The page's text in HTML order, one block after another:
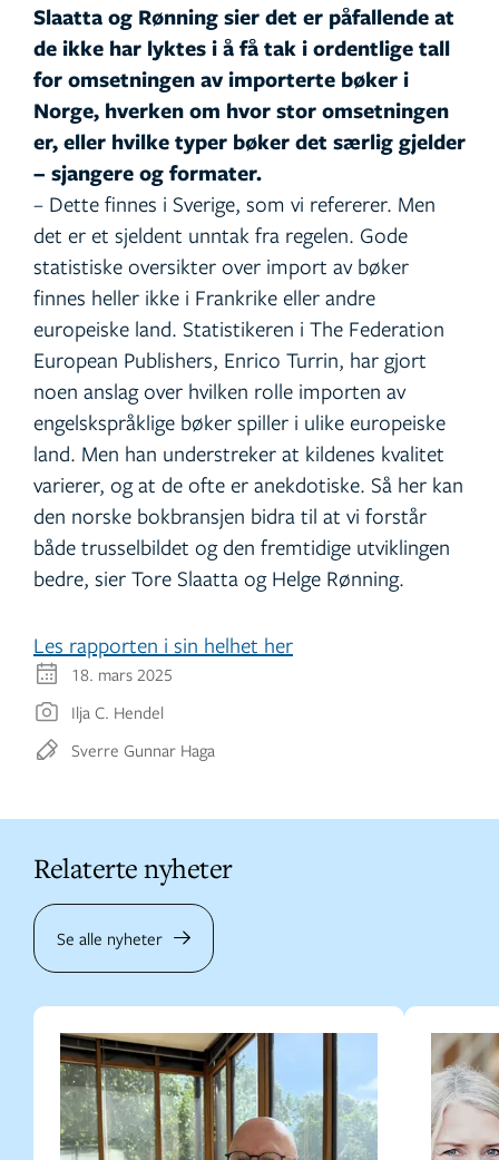
18. mars 2025
Ilja C. Hendel
Sverre Gunnar Haga
Slaatta og Rønning sier det er påfallende at
de ikke har lyktes i å få tak i ordentlige tall
for omsetningen av importerte bøker i
Norge, hverken om hvor stor omsetningen
er, eller hvilke typer bøker det særlig gjelder
– sjangere og formater.
– Dette finnes i Sverige, som vi refererer. Men
det er et sjeldent unntak fra regelen. Gode
statistiske oversikter over import av bøker
finnes heller ikke i Frankrike eller andre
europeiske land. Statistikeren i The Federation
European Publishers, Enrico Turrin, har gjort
noen anslag over hvilken rolle importen av
engelskspråklige bøker spiller i ulike europeiske
land. Men han understreker at kildenes kvalitet
varierer, og at de ofte er anekdotiske. Så her kan
den norske bokbransjen bidra til at vi forstår
både trusselbildet og den fremtidige utviklingen
bedre, sier Tore Slaatta og Helge Rønning.
Les rapporten i sin helhet her
Relaterte nyheter
Se alle nyheter